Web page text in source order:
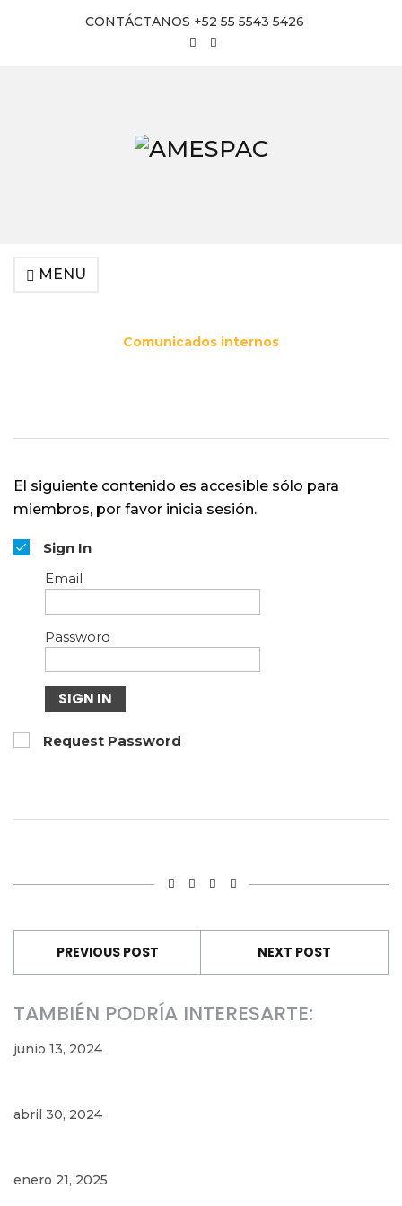
CONTÁCTANOS +52 55 5543 5426
MENU
Comunicados internos
El siguiente contenido es accesible sólo para
miembros, por favor inicia sesión.
Sign In
Email
Password
SIGN IN
Request Password
PREVIOUS POST NEXT POST
TAMBIÉN PODRÍA INTERESARTE:
junio 13, 2024
abril 30, 2024
enero 21, 2025